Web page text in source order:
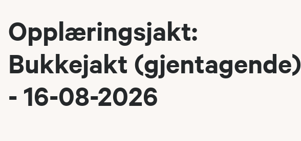
Opplæringsjakt:
Bukkejakt (gjentagende)
- 16-08-2026